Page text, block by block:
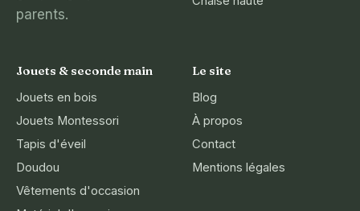
parents.
Jouets & seconde main
Jouets en bois
Jouets Montessori
Tapis d'éveil
Doudou
Vêtements d'occasion
Le site
Blog
À propos
Contact
Mentions légales